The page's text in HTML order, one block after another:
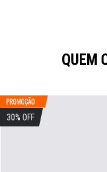
QUEM
30% OFF